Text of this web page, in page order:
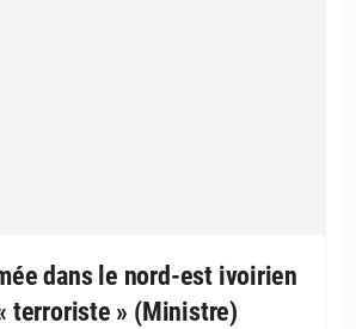
dans le nord-est ivoirien
terroriste » (Ministre)